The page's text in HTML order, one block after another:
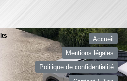
Accueil
Mentions légales
Politique de confidentialité